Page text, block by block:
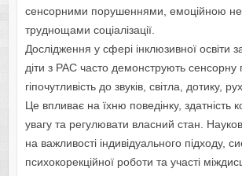
сенсорними порушеннями, емоційною
труднощами соціалізації.
Дослідження у сфері інклюзивної освіти
діти з РАС часто демонструють сенсорну
гіпочутливість до звуків, світла, дотику,
Це впливає на їхню поведінку, здатність
увагу та регулювати власний стан.
на важливості індивідуального підходу,
психокорекційної роботи та участі